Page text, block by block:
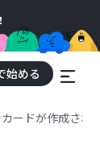
始める
ードが作成され